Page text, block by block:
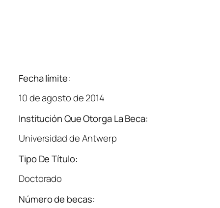
Fecha límite:
10 de agosto de 2014
Institución Que Otorga La Beca:
Universidad de Antwerp
Tipo De Título:
Doctorado
Número de becas: